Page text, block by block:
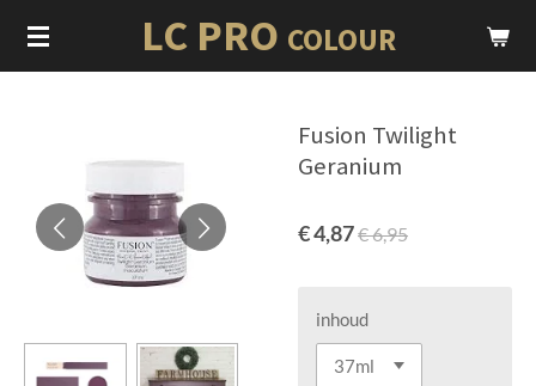
Ga
direct
LC PRO COLOUR
Fusion Twilight
Geranium
€ 4,87€ 6,95
inhoud